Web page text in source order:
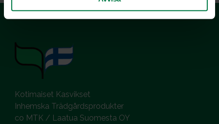
Kotimaiset Kasvikset
Inhemska Trädgårdsprodukter
co MTK / Laatua Suomesta OY